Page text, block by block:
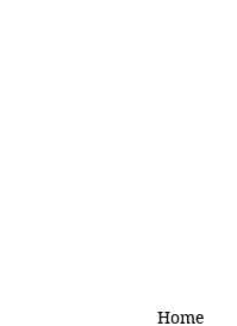
Home